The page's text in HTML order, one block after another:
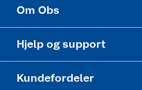
Om Obs
Hjelp og support
Kundefordeler